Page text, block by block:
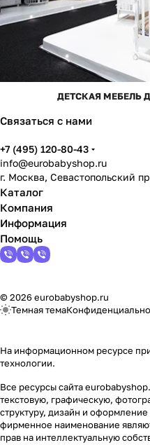
ДЕТСКАЯ МЕБЕЛЬ
Связаться с нами
+7 (495) 120-80-43
info@eurobabyshop.ru
г. Москва, Севастопольский
Каталог
Компания
Информация
Помощь
© 2026 eurobabyshop.ru
Темная тема
На информационном ресурсе
технологии.
Все ресурсы сайта
текстовую, графическую,
структуру, дизайн и
фирменное наименование
прав на интеллектуальную